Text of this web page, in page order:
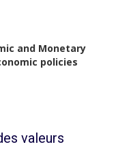
and Monetary
policies
valeurs